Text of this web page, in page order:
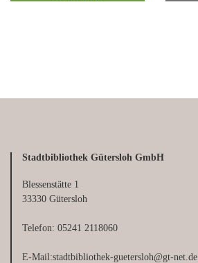
Stadtbibliothek Gütersloh GmbH
Blessenstätte 1
33330 Gütersloh
Telefon: 05241 2118060
E-Mail:stadtbibliothek-guetersloh@gt-net.de